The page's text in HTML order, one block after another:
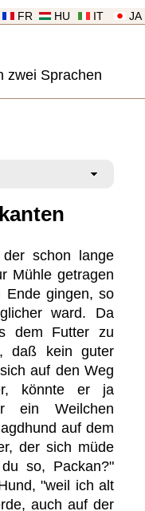
JA
IT
HU
FR
zwei Sprachen
schon lange
Mühle getragen
Ende gingen, so
ward. Da
dem Futter zu
daß kein guter
auf den Weg
könnte er ja
ein Weilchen
auf dem
der sich müde
so, Packan?"
"weil ich alt
auch auf der